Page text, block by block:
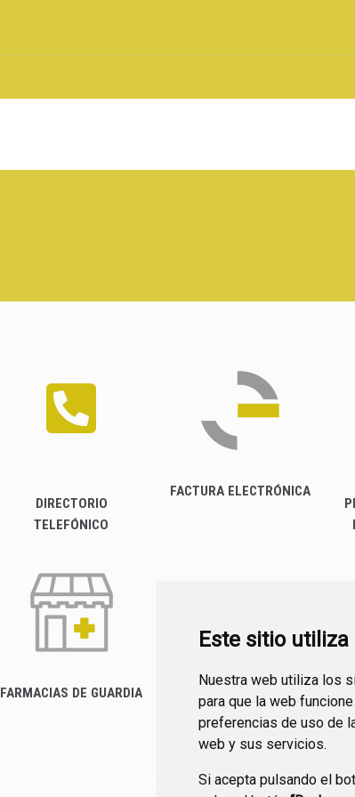
Este sitio
Nuestra web utiliza los
para que la web
preferencias de uso de
web y sus servicios.
Si acepta pulsando el
DIRECTORIO
TELEFÓNICO
FACTURA ELECTRÓNICA
FARMACIAS DE GUARDIA
CANAL YOUTUBE